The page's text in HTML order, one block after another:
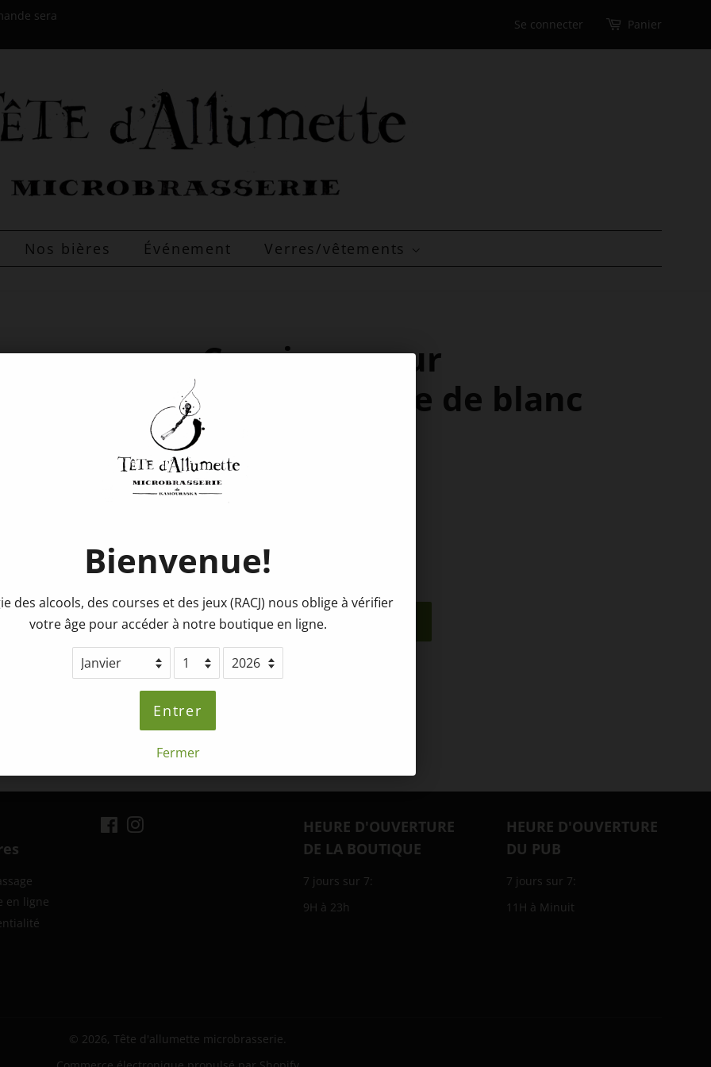
sera
Se connecter Panier
Nos bières Événement Verres/vêtements
Consigne pour
"Raku/récolte de blanc
2023"
Prix
0.25$
Ajouter au panier
Partager ce produit
Facebook
en ligne
Facebook
HEURE D'OUVERTURE
DE LA BOUTIQUE
7 jours sur 7:
9H à 23h
HEURE D'OUVERTURE
DU PUB
7 jours sur 7:
11H à Minuit
© 2026, Tête d'allumette microbrasserie.
Bienvenue!
des alcools, des courses et des jeux (RACJ) nous oblige à vérifier
votre âge pour accéder à notre boutique en ligne.
Entrer
Fermer